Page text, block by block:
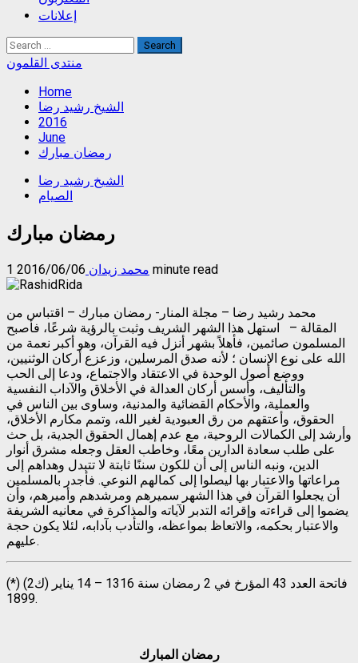
إعلانات
Search
for:
منتدى القلمون
Home
الشيخ رشيد رضا
2016
June
رمضان مبارك
الشيخ رشيد رضا
الصيام
رمضان مبارك
محمد زيدان 2016/06/06 1 minute read
محمد رشيد رضا – مجلة المنار- رمضان مبارك – اقتباس من
المقالة – استهل هذا الشهر الشريف وثبت بالرؤية شرعًا، فأصبح
المسلمون صائمين، فأهلاً بشهر أنزل فيه القرآن، وهو أكبر نعمة من
الله على نوع الإنسان ؛ لأنه صدق المرسلين، وزعزع أركان الوثنيين،
ووضع أصول الوحدة في الاعتقاد والاجتماع، ودعا إلى الحب
والتأليف، وأسس أركان العدالة في الأخلاق والآداب النفسية
والعملية، والأحكام القضائية والمدنية، وساوى بين الناس في
الحقوق، وأعتقهم من رق العبودية لغير الله، وتمم مكارم الأخلاق،
وأرشد إلى الكمالات الروحية، مع عدم إهمال الحقوق الجدية، بل حث
على طلب سعادة الدارين معًا، وخاطب العقل وجعله مشرق أنوار
الدين، ونبه الناس إلى أن للكون سننًا ثابتة لا تتبدل وهداهم إلى
مراعاتها والاعتبار بها ليصلوا إلى كمالهم النوعي. فأجدر بالمسلمين
أن يجعلوا القرآن في هذا الشهر سميرهم ومرشدهم وأميرهم، وأن
يضموا إلى قراءته وإقرائه التدبر لآياته والمذاكرة في معانيه الشريفة
والاعتبار بحكمه، والاتعاظ بمواعظه، والتأدب بآدابه، لئلا يكون حجة
عليهم.
(*) فاتحة العدد 43 المؤرخ في 2 رمضان سنة 1316 – 14 يناير (ك2)
1899.
رمضان المبارك